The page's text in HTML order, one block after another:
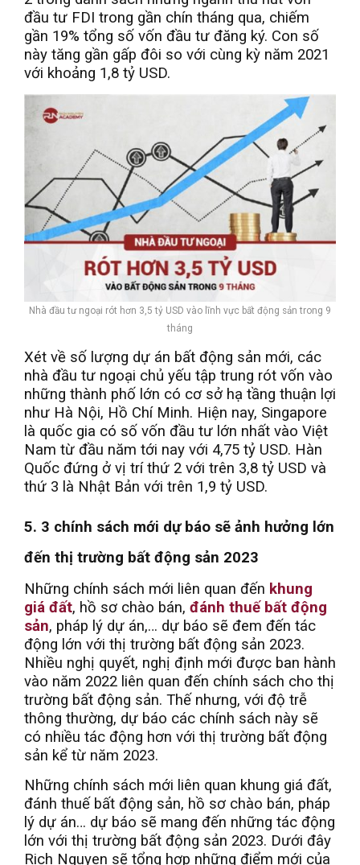
đầu tư FDI trong gần chín tháng qua, chiếm
gần 19% tổng số vốn đầu tư đăng ký. Con số
này tăng gần gấp đôi so với cùng kỳ năm 2021
với khoảng 1,8 tỷ USD.
Nhà đầu tư ngoại rót hơn 3,5 tỷ USD vào lĩnh vực bất động sản trong 9
tháng
Xét về số lượng dự án bất động sản mới, các
nhà đầu tư ngoại chủ yếu tập trung rót vốn vào
những thành phố lớn có cơ sở hạ tầng thuận lợi
như Hà Nội, Hồ Chí Minh. Hiện nay, Singapore
là quốc gia có số vốn đầu tư lớn nhất vào Việt
Nam từ đầu năm tới nay với 4,75 tỷ USD. Hàn
Quốc đứng ở vị trí thứ 2 với trên 3,8 tỷ USD và
thứ 3 là Nhật Bản với trên 1,9 tỷ USD.
5. 3 chính sách mới dự báo sẽ ảnh hưởng lớn
đến thị trường bất động sản 2023
Những chính sách mới liên quan đến khung
giá đất, hồ sơ chào bán, đánh thuế bất động
sản, pháp lý dự án,… dự báo sẽ đem đến tác
động lớn với thị trường bất động sản 2023.
Nhiều nghị quyết, nghị định mới được ban hành
vào năm 2022 liên quan đến chính sách cho thị
trường bất động sản. Thế nhưng, với độ trễ
thông thường, dự báo các chính sách này sẽ
có nhiều tác động hơn với thị trường bất động
sản kể từ năm 2023.
Những chính sách mới liên quan khung giá đất,
đánh thuế bất động sản, hồ sơ chào bán, pháp
lý dự án… dự báo sẽ mang đến những tác động
lớn với thị trường bất động sản 2023. Dưới đây
Rich Nguyen sẽ tổng hợp những điểm mới của